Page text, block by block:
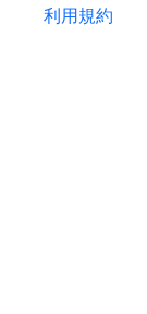
利用規約